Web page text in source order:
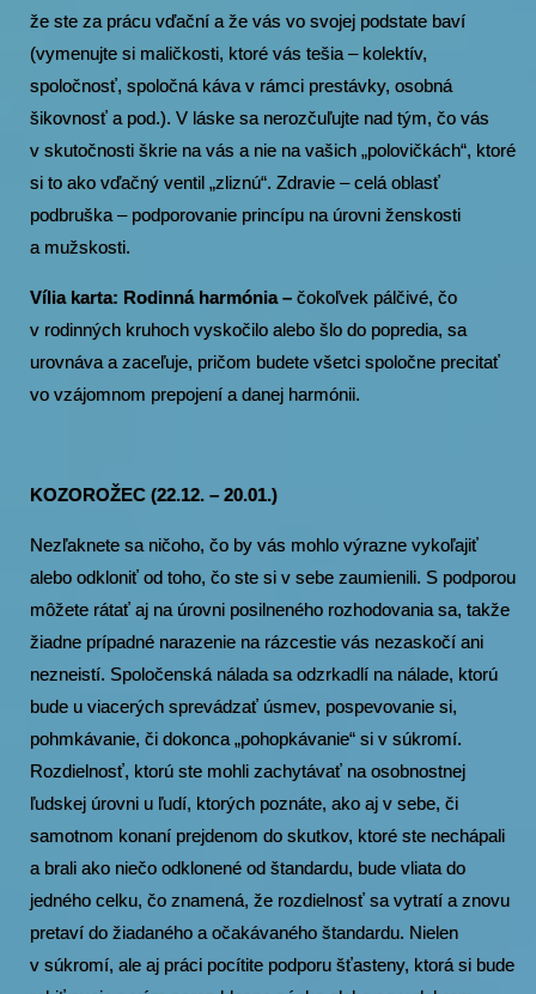
že ste za prácu vďační a že vás vo svojej podstate baví
(vymenujte si maličkosti, ktoré vás tešia – kolektív,
spoločnosť, spoločná káva v rámci prestávky, osobná
šikovnosť a pod.). V láske sa nerozčuľujte nad tým, čo vás
v skutočnosti škrie na vás a nie na vašich „polovičkách“, ktoré
si to ako vďačný ventil „zliznú“. Zdravie – celá oblasť
podbruška – podporovanie princípu na úrovni ženskosti
a mužskosti.
Vília karta: Rodinná harmónia – čokoľvek pálčivé, čo
v rodinných kruhoch vyskočilo alebo šlo do popredia, sa
urovnáva a zaceľuje, pričom budete všetci spoločne precitať
vo vzájomnom prepojení a danej harmónii.
KOZOROŽEC (22.12. – 20.01.)
Nezľaknete sa ničoho, čo by vás mohlo výrazne vykoľajiť
alebo odkloniť od toho, čo ste si v sebe zaumienili. S podporou
môžete rátať aj na úrovni posilneného rozhodovania sa, takže
žiadne prípadné narazenie na rázcestie vás nezaskočí ani
nezneistí. Spoločenská nálada sa odzrkadlí na nálade, ktorú
bude u viacerých sprevádzať úsmev, pospevovanie si,
pohmkávanie, či dokonca „pohopkávanie“ si v súkromí.
Rozdielnosť, ktorú ste mohli zachytávať na osobnostnej
ľudskej úrovni u ľudí, ktorých poznáte, ako aj v sebe, či
samotnom konaní prejdenom do skutkov, ktoré ste nechápali
a brali ako niečo odklonené od štandardu, bude vliata do
jedného celku, čo znamená, že rozdielnosť sa vytratí a znovu
pretaví do žiadaného a očakávaného štandardu. Nielen
v súkromí, ale aj práci pocítite podporu šťasteny, ktorá si bude